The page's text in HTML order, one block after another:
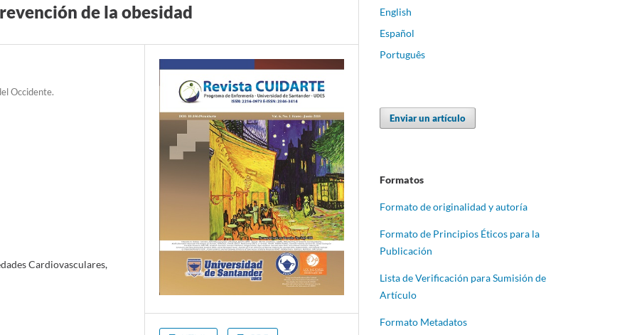
de la obesidad
Occidente.
Cardiovasculares,
English
Español
Português
Enviar un artículo
Formatos
Formato de originalidad y autoría
Formato de Principios Éticos para la
Publicación
Lista de Verificación para Sumisión de
Artículo
Formato Metadatos